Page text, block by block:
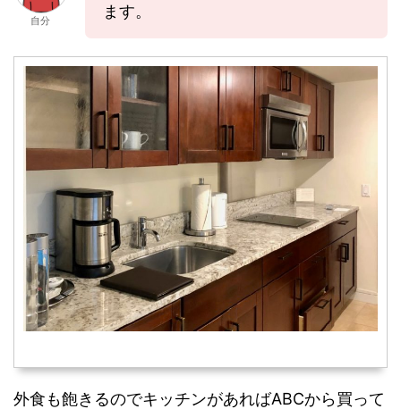
自分
ます。
外食も飽きるのでキッチンがあればABCから買って